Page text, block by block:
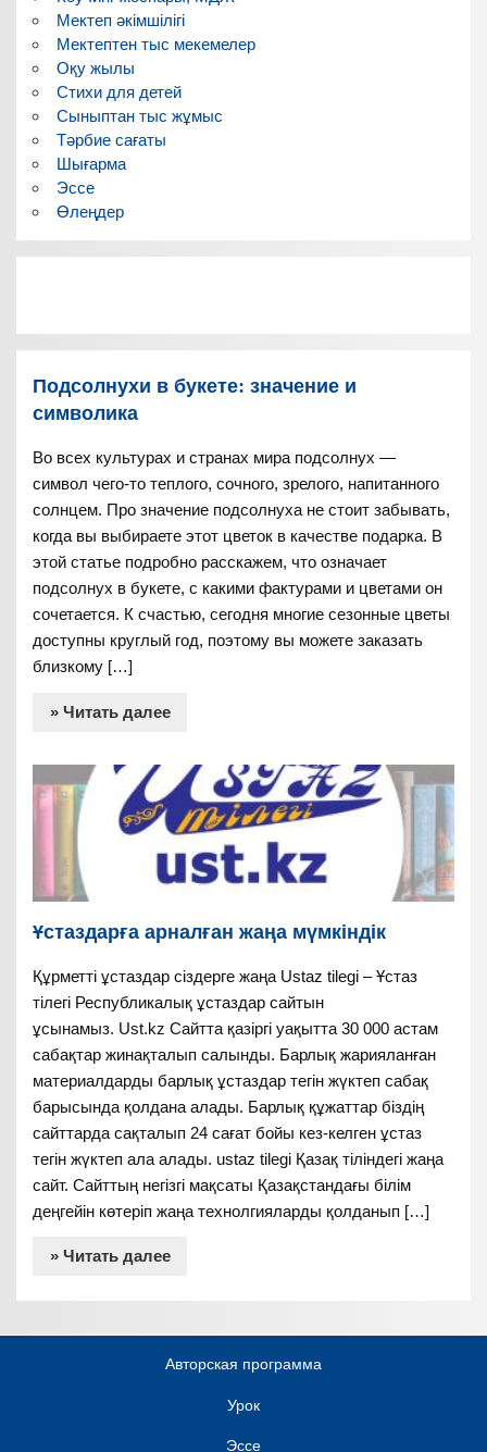
Мектеп әкімшілігі
Мектептен тыс мекемелер
Оқу жылы
Стихи для детей
Сыныптан тыс жұмыс
Тәрбие сағаты
Шығарма
Эссе
Өлеңдер
Подсолнухи в букете: значение и
символика
Во всех культурах и странах мира подсолнух —
символ чего-то теплого, сочного, зрелого, напитанного
солнцем. Про значение подсолнуха не стоит забывать,
когда вы выбираете этот цветок в качестве подарка. В
этой статье подробно расскажем, что означает
подсолнух в букете, с какими фактурами и цветами он
сочетается. К счастью, сегодня многие сезонные цветы
доступны круглый год, поэтому вы можете заказать
близкому […]
» Читать далее
Ұстаздарға арналған жаңа мүмкіндік
Құрметті ұстаздар сіздерге жаңа Ustaz tilegi – Ұстаз
тілегі Республикалық ұстаздар сайтын
ұсынамыз. Ust.kz Сайтта қазіргі уақытта 30 000 астам
сабақтар жинақталып салынды. Барлық жарияланған
материалдарды барлық ұстаздар тегін жүктеп сабақ
барысында қолдана алады. Барлық құжаттар біздің
сайттарда сақталып 24 сағат бойы кез-келген ұстаз
тегін жүктеп ала алады. ustaz tilegi Қазақ тіліндегі жаңа
сайт. Сайттың негізгі мақсаты Қазақстандағы білім
деңгейін көтеріп жаңа технолгияларды қолданып […]
» Читать далее
Авторская программа
Урок
Эссе